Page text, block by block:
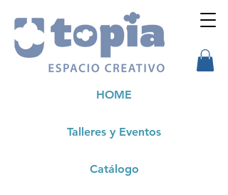
Talleres y Eventos
HOME
Catálogo